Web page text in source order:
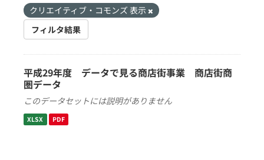
クリエイティブ・コモンズ 表示
フィルタ結果
平成29年度 データで見る商店街事業 商店街商
圏データ
このデータセットには説明がありません
XLSX PDF